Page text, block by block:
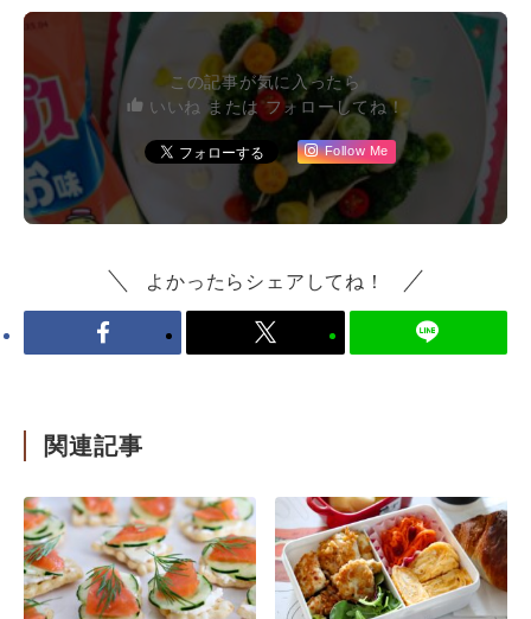
この記事が気に入ったら
いいね または フォローしてね！
Follow Me
よかったらシェアしてね！
関連記事